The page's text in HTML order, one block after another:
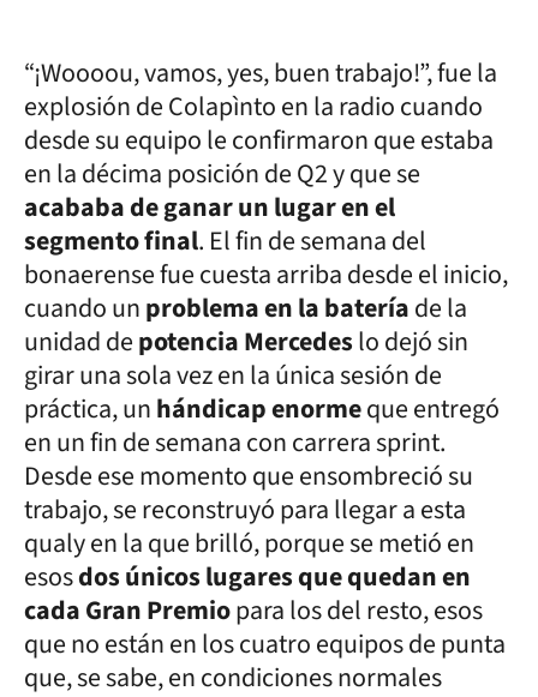
“¡Woooou, vamos, yes, buen trabajo!”, fue la
explosión de Colapìnto en la radio cuando
desde su equipo le confirmaron que estaba
en la décima posición de Q2 y que se
acababa de ganar un lugar en el
segmento final. El fin de semana del
bonaerense fue cuesta arriba desde el inicio,
cuando unproblema en la bateríade la
unidad depotencia Mercedeslo dejó sin
girar una sola vez en la única sesión de
práctica, unhándicap enormeque entregó
en un fin de semana con carrera sprint.
Desde ese momento que ensombreció su
trabajo, se reconstruyó para llegar a esta
qualy en la que brilló, porque se metió en
esosdos únicos lugares que quedan en
cada Gran Premiopara los del resto, esos
que no están en los cuatro equipos de punta
que, se sabe, en condiciones normales